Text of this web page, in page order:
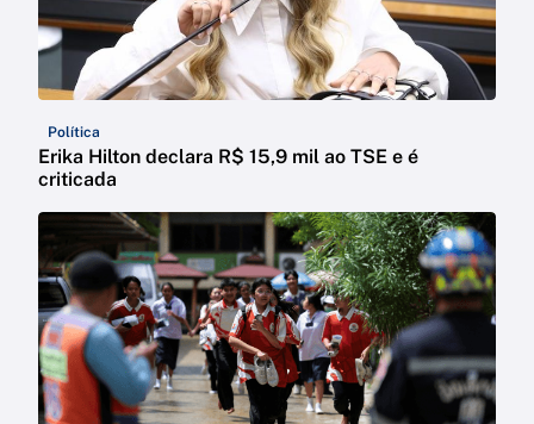
Política
Erika Hilton declara R$ 15,9 mil ao TSE e é
criticada